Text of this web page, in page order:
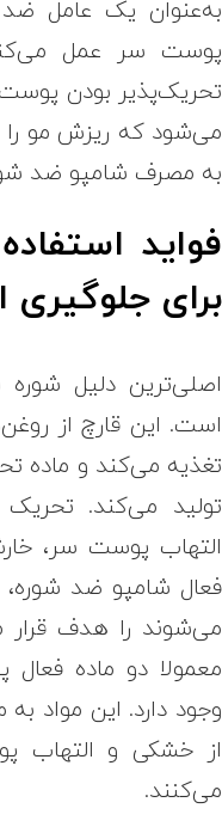
به‌عنوان یک عامل
پوست سر عمل
تحریک‌پذیر بودن
می‌شود که ریزش مو را
به مصرف شامپو ضد
فواید
برای جلوگیری
اصلی‌ترین دلیل شوره
است. این قارچ از
تغذیه می‌کند و ماده
تولید می‌کند.
التهاب پوست سر،
فعال شامپو ضد شوره،
می‌شوند را هدف
معمولا دو ماده
وجود دارد. این مواد
از خشکی و التهاب
می‌کنند.